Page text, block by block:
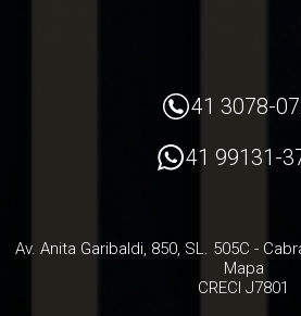
41 3078-
41 99131-
Av. Anita Garibaldi, 850, SL. 505C -
Mapa
CRECI J7801